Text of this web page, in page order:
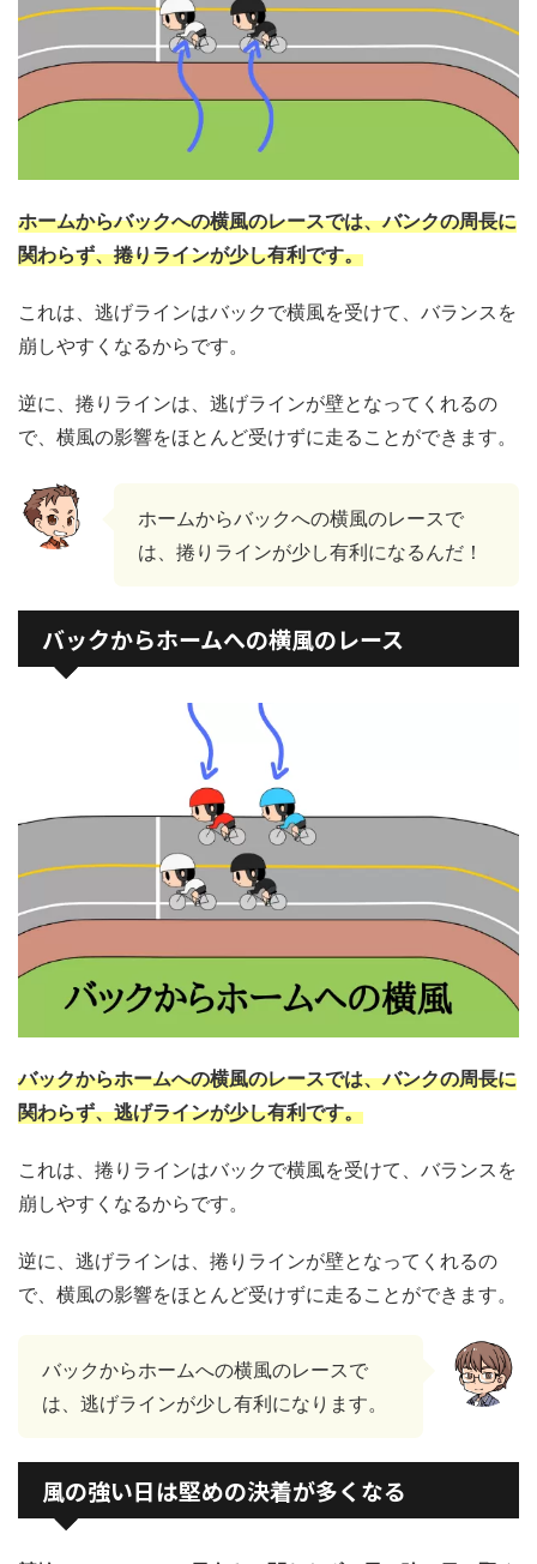
ホームからバックへの横風のレースでは、バンクの周長に
関わらず、捲りラインが少し有利です。
これは、逃げラインはバックで横風を受けて、バランスを
崩しやすくなるからです。
逆に、捲りラインは、逃げラインが壁となってくれるの
で、横風の影響をほとんど受けずに走ることができます。
ホームからバックへの横風のレースで
は、捲りラインが少し有利になるんだ！
バックからホームへの横風のレース
バックからホームへの横風のレースでは、バンクの周長に
関わらず、逃げラインが少し有利です。
これは、捲りラインはバックで横風を受けて、バランスを
崩しやすくなるからです。
逆に、逃げラインは、捲りラインが壁となってくれるの
で、横風の影響をほとんど受けずに走ることができます。
バックからホームへの横風のレースで
は、逃げラインが少し有利になります。
風の強い日は堅めの決着が多くなる